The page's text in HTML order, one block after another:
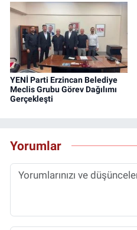
YENİ Parti Erzincan Belediye
Meclis Grubu Görev Dağılımı
Gerçekleşti
Yorumlar